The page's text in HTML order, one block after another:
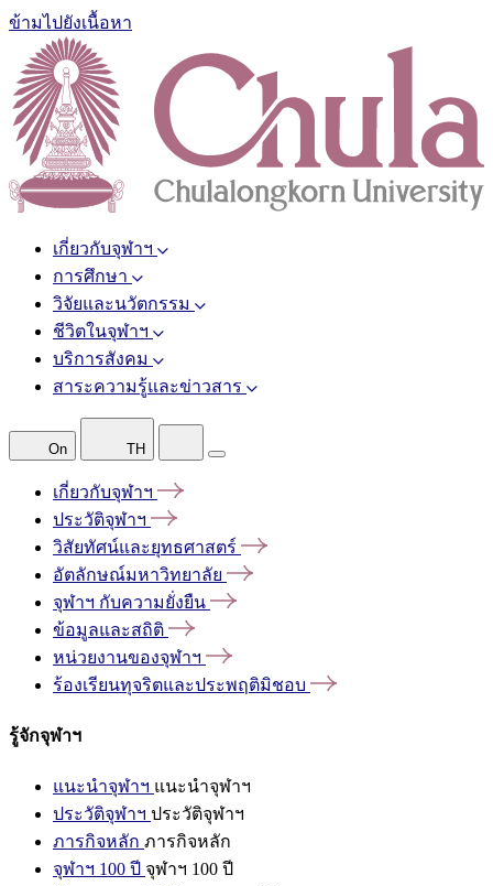
ข้ามไปยังเนื้อหา
เกี่ยวกับจุฬาฯ
การศึกษา
วิจัยและนวัตกรรม
ชีวิตในจุฬาฯ
บริการสังคม
สาระความรู้และข่าวสาร
On TH
เกี่ยวกับจุฬาฯ
ประวัติจุฬาฯ
วิสัยทัศน์และยุทธศาสตร์
อัตลักษณ์มหาวิทยาลัย
จุฬาฯ กับความยั่งยืน
ข้อมูลและสถิติ
หน่วยงานของจุฬาฯ
ร้องเรียนทุจริตและประพฤติมิชอบ
รู้จักจุฬาฯ
แนะนำจุฬาฯ แนะนำจุฬาฯ
ประวัติจุฬาฯ ประวัติจุฬาฯ
ภารกิจหลัก ภารกิจหลัก
จุฬาฯ 100 ปี จุฬาฯ 100 ปี